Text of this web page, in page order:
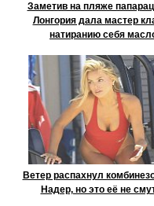
Заметив на пляже
Лонгория дала мастер
натиранию себя
Ветер распахнул
Надер, но это её не